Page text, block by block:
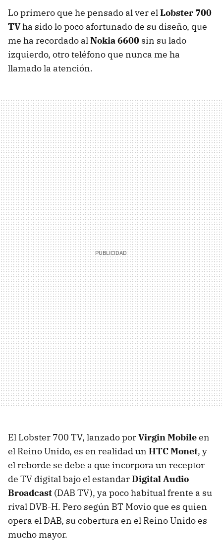
Lo primero que he pensado al ver elLobster 700
TVha sido lo poco afortunado de su diseño, que
me ha recordado alNokia 6600 sin su lado
izquierdo, otro teléfono que nunca me ha
llamado la atención.
El Lobster 700 TV, lanzado porVirgin Mobileen
el Reino Unido, es en realidad un HTC Monet, y
el reborde se debe a que incorpora un receptor
de TV digital bajo el estandarDigital Audio
Broadcast (DAB TV), ya poco habitual frente a su
rival DVB-H. Pero según BT Movio que es quien
opera el DAB, su cobertura en el Reino Unido es
mucho mayor.